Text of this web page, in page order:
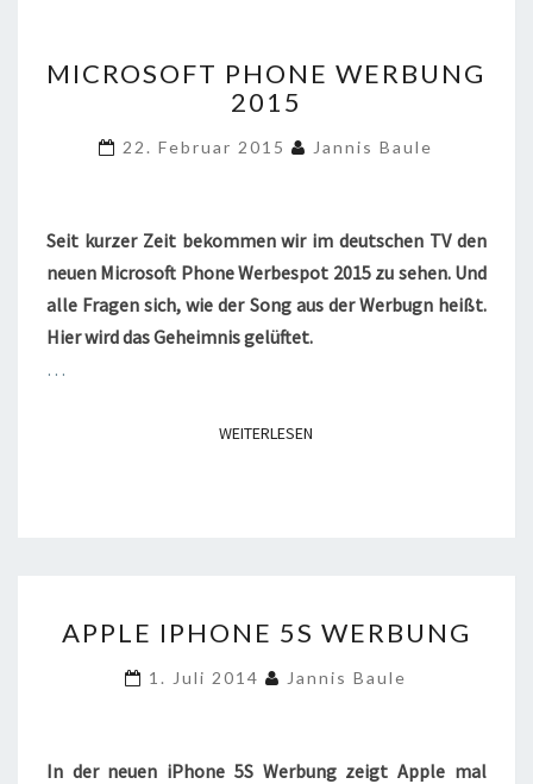
PHONE
WERBUNG
MICROSOFT PHONE WERBUNG
2015
22. Februar 2015 Jannis Baule
Seit kurzer Zeit bekommen wir im deutschen TV den
neuen Microsoft Phone Werbespot 2015 zu sehen. Und
alle Fragen sich, wie der Song aus der Werbugn heißt.
Hier wird das Geheimnis gelüftet.
…
WEITERLESEN
IPHONE
WERBUNG
APPLE IPHONE 5S WERBUNG
1. Juli 2014 Jannis Baule
In der neuen iPhone 5S Werbung zeigt Apple mal